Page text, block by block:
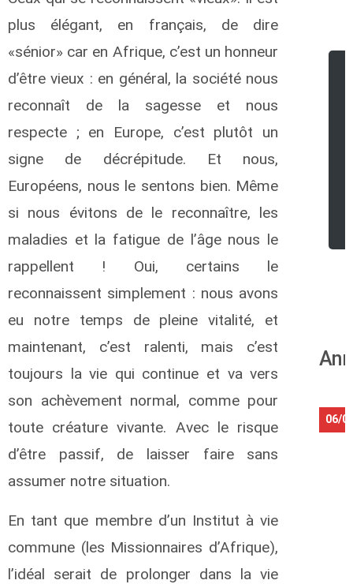
plus élégant, en français, de dire
«sénior» car en Afrique, c’est un honneur
d’être vieux : en général, la société nous
reconnaît de la sagesse et nous
respecte ; en Europe, c’est plutôt un
signe de décrépitude. Et nous,
Européens, nous le sentons bien. Même
si nous évitons de le reconnaître, les
maladies et la fatigue de l’âge nous le
rappellent ! Oui, certains le
reconnaissent simplement : nous avons
eu notre temps de pleine vitalité, et
maintenant, c’est ralenti, mais c’est
toujours la vie qui continue et va vers
son achèvement normal, comme pour
toute créature vivante. Avec le risque
d’être passif, de laisser faire sans
assumer notre situation.
En tant que membre d’un Institut à vie
commune (les Missionnaires d’Afrique),
l’idéal serait de prolonger dans la vie
06/